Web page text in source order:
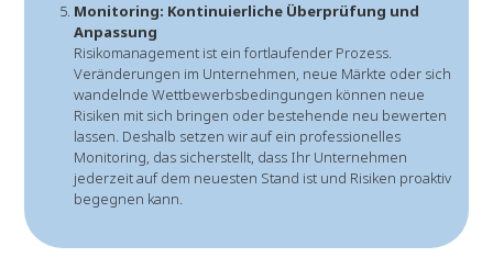
Monitoring: Kontinuierliche Überprüfung und
Anpassung
Risikomanagement ist ein fortlaufender Prozess.
Veränderungen im Unternehmen, neue Märkte oder sich
wandelnde Wettbewerbsbedingungen können neue
Risiken mit sich bringen oder bestehende neu bewerten
lassen. Deshalb setzen wir auf ein professionelles
Monitoring, das sicherstellt, dass Ihr Unternehmen
jederzeit auf dem neuesten Stand ist und Risiken proaktiv
begegnen kann.